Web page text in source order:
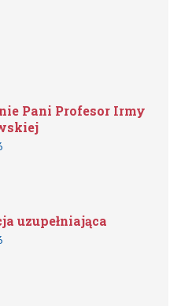
Pani Profesor Irmy
uzupełniająca